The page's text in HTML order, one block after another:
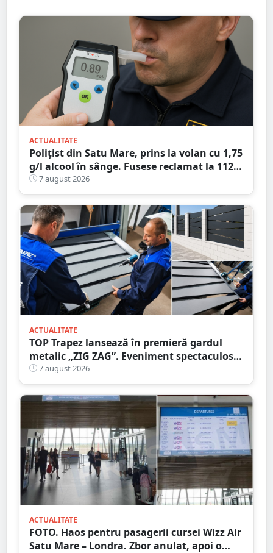
ACTUALITATE
Polițist din Satu Mare, prins la volan cu 1,75
g/l alcool în sânge. Fusese reclamat la 112
că circula pe contrasens
7 august 2026
ACTUALITATE
TOP Trapez lansează în premieră gardul
metalic „ZIG ZAG”. Eveniment spectaculos
în Grădina Romei
7 august 2026
ACTUALITATE
FOTO. Haos pentru pasagerii cursei Wizz Air
Satu Mare – Londra. Zbor anulat, apoi o